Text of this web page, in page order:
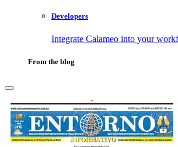
Developers
Integrate Calameo into your
From the blog